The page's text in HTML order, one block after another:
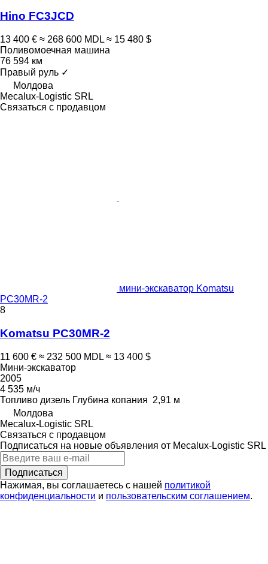
Hino FC3JCD
13 400 € ≈ 268 600 MDL ≈ 15 480 $
Поливомоечная машина
76 594 км
Правый руль ✓
Молдова
Mecalux-Logistic SRL
Связаться с продавцом
мини-экскаватор Komatsu
PC30MR-2
8
Komatsu PC30MR-2
11 600 € ≈ 232 500 MDL ≈ 13 400 $
Мини-экскаватор
2005
4 535 м/ч
Топливо дизель Глубина копания 2,91 м
Молдова
Mecalux-Logistic SRL
Связаться с продавцом
Подписаться на новые объявления от Mecalux-Logistic SRL
Подписаться
Нажимая, вы соглашаетесь с нашей политикой
конфиденциальности и пользовательским соглашением.